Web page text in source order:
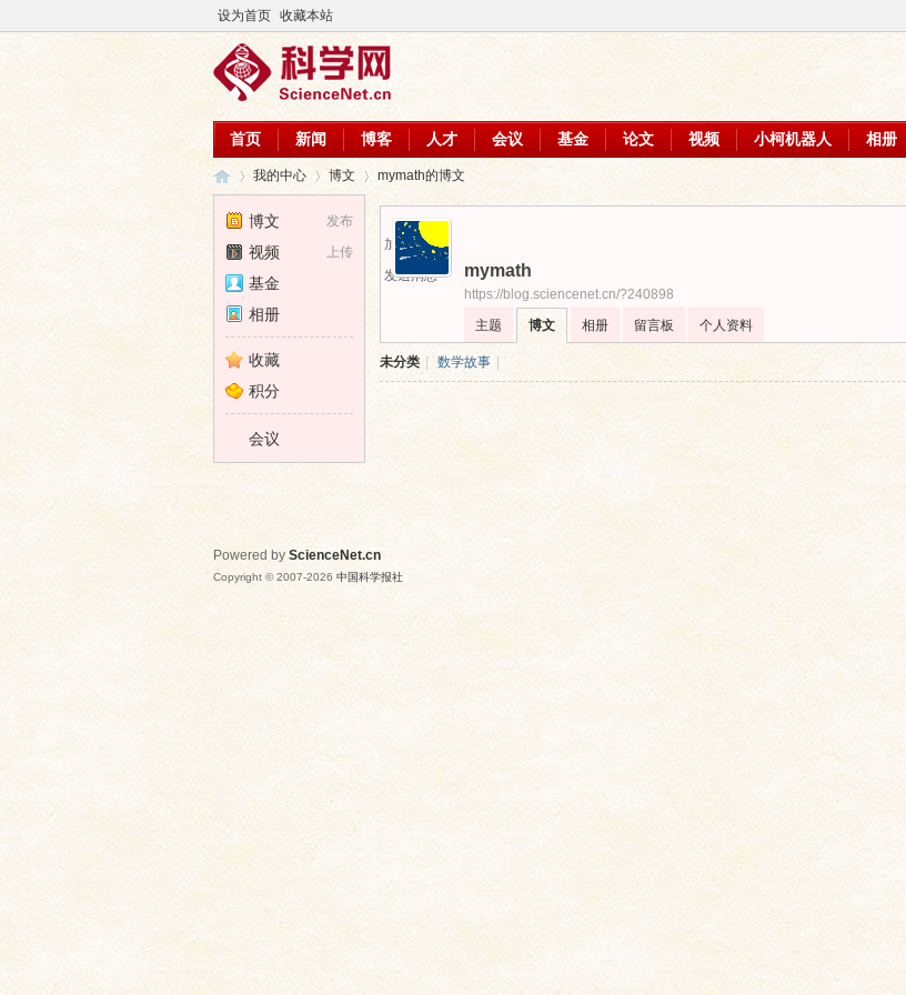
设为首页 收藏本站
首页 新闻 博客 人才 会议 基金 论文 视频 小柯机器人 相册
学
›
我的中心 博文 mymath的博文
加为好友
发送消息
mymath
https://blog.sciencenet.cn/?240898
主题
博文 相册 留言板 个人资料
未分类 | 数学故事
发布
博文
上传
视频
基金
相册
收藏
积分
会议
Powered by ScienceNet.cn
Copyright © 2007-2026 中国科学报社